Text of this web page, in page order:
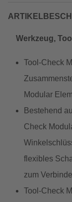
Werkzeug,
Tool-Check
Modular
Bestehend
Check
flexibles
zum
Tool-Check